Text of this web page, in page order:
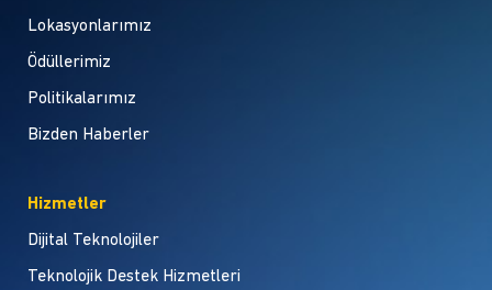
Lokasyonlarımız
Ödüllerimiz
Politikalarımız
Bizden Haberler
Hizmetler
Dijital Teknolojiler
Teknolojik Destek Hizmetleri